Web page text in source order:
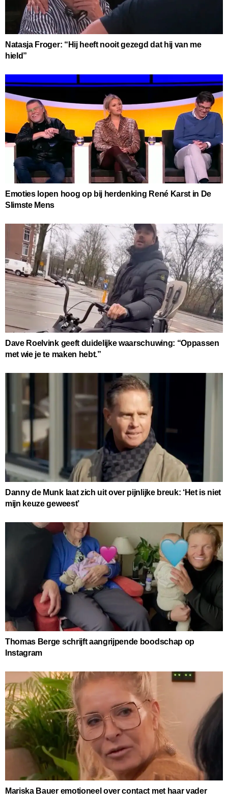
Natasja Froger: “Hij heeft nooit gezegd dat hij van me
hield”
Emoties lopen hoog op bij herdenking René Karst in De
Slimste Mens
Dave Roelvink geeft duidelijke waarschuwing: “Oppassen
met wie je te maken hebt.”
Danny de Munk laat zich uit over pijnlijke breuk: ‘Het is niet
mijn keuze geweest’
Thomas Berge schrijft aangrijpende boodschap op
Instagram
Mariska Bauer emotioneel over contact met haar vader